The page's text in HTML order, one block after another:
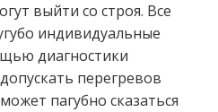
выйти со строя. Все
индивидуальные
диагностики
перегревов
пагубно сказаться